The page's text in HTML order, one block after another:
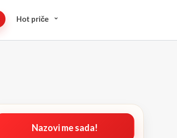
Hot pričе
Nazovi me sada!